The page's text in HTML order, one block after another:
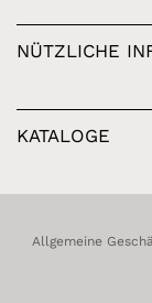
NÜTZLICHE
KATALOGE
Allgemeine